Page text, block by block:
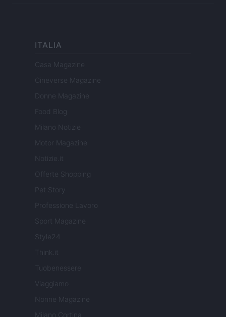
ITALIA
Casa Magazine
Cineverse Magazine
Donne Magazine
Food Blog
Milano Notizie
Motor Magazine
Notizie.it
Offerte Shopping
Pet Story
Professione Lavoro
Sport Magazine
Style24
Think.it
Tuobenessere
Viaggiamo
Nonne Magazine
Milano Cortina